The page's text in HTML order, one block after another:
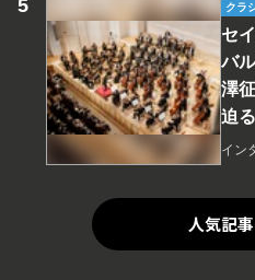
クラ
セ
バ
澤
迫る
イン
人気記